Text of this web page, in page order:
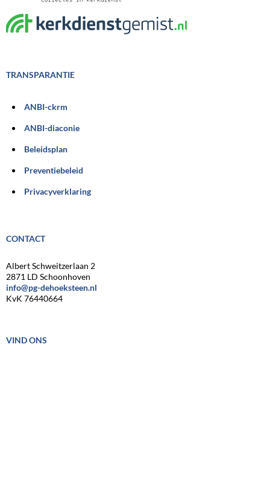
TRANSPARANTIE
ANBI-ckrm
ANBI-diaconie
Beleidsplan
Preventiebeleid
Privacyverklaring
CONTACT
Albert Schweitzerlaan 2
2871 LD Schoonhoven
info@pg-dehoeksteen.nl
KvK 76440664
VIND ONS